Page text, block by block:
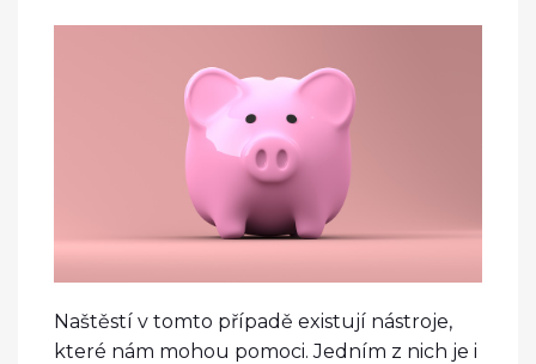
Naštěstí v tomto případě existují nástroje,
které nám mohou pomoci. Jedním z nich je i